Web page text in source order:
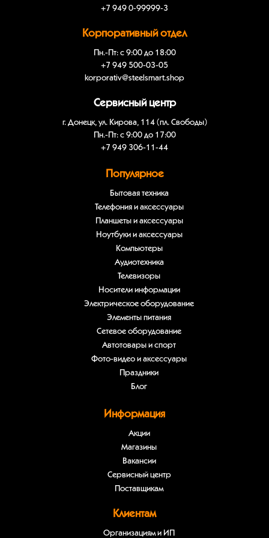
+7 949 0-99999-3
Корпоративный отдел
Пн.-Пт: с 9:00 до 18:00
+7 949 500-03-05
korporativ@steelsmart.shop
Сервисный центр
г. Донецк, ул. Кирова, 114 (пл. Свободы)
Пн.-Пт: с 9:00 до 17:00
+7 949 306-11-44
Популярное
Бытовая техника
Телефония и аксессуары
Планшеты и аксессуары
Ноутбуки и аксессуары
Компьютеры
Аудиотехника
Телевизоры
Носители информации
Электрическое оборудование
Элементы питания
Сетевое оборудование
Автотовары и спорт
Фото-видео и аксессуары
Праздники
Блог
Информация
Акции
Магазины
Вакансии
Сервисный центр
Поставщикам
Клиентам
Организациям и ИП